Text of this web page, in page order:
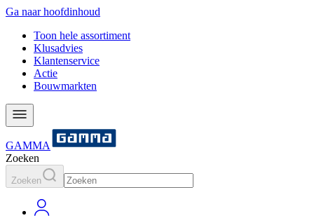
Ga naar hoofdinhoud
Toon hele assortiment
Klusadvies
Klantenservice
Actie
Bouwmarkten
GAMMA
Zoeken
Zoeken